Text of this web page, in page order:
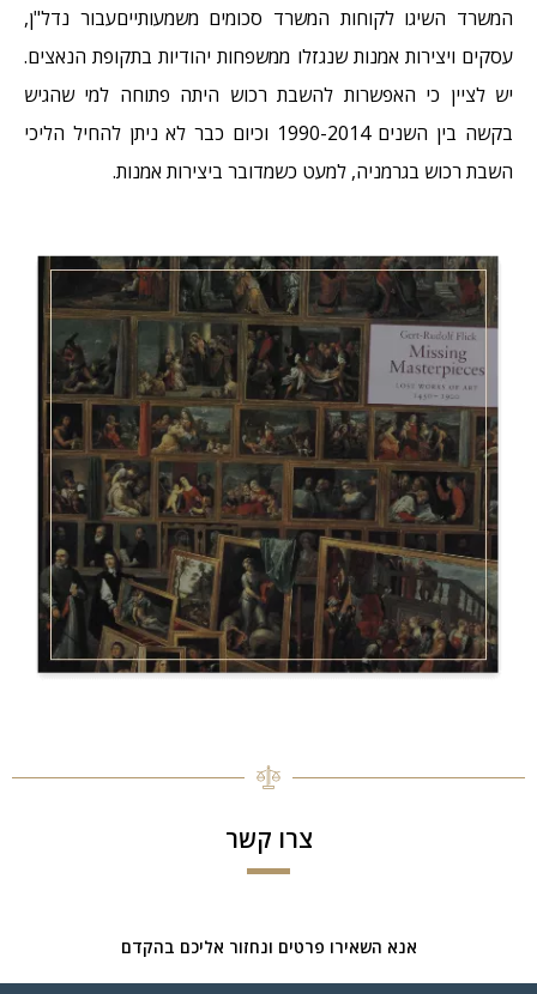
המשרד השיגו לקוחות המשרד סכומים משמעותייםעבור נדל"ן,
עסקים ויצירות אמנות שנגזלו ממשפחות יהודיות בתקופת הנאצים.
יש לציין כי האפשרות להשבת רכוש היתה פתוחה למי שהגיש
בקשה בין השנים 1990-2014 וכיום כבר לא ניתן להחיל הליכי
השבת רכוש בגרמניה, למעט כשמדובר ביצירות אמנות.
צרו קשר
אנא השאירו פרטים ונחזור אליכם בהקדם